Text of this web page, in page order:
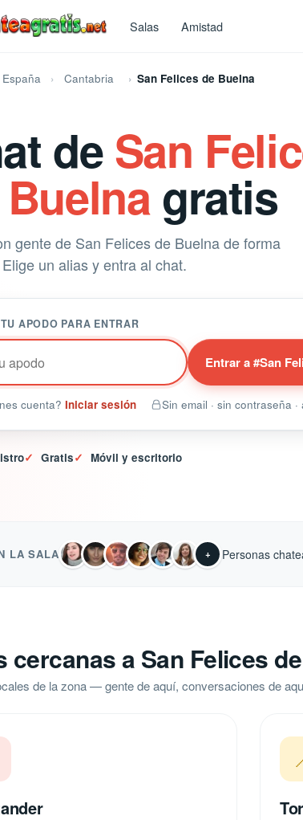
Salas Amistad
España Cantabria San Felices de Buelna
deSan
gratis
gente de San Felices de Buelna de forma
un alias y entra al chat.
APODO PARA ENTRAR
Entrar a #San
cuenta? Iniciar sesión Sin email · sin contraseña ·
✓ Gratis✓ Móvil y escritorio
LA SALA + Personas
cercanas a San Felices
de la zona — gente de aquí, conversaciones de